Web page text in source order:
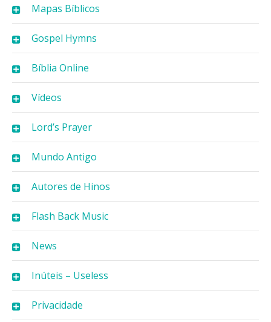
Mapas Bíblicos
Gospel Hymns
Bíblia Online
Vídeos
Lord’s Prayer
Mundo Antigo
Autores de Hinos
Flash Back Music
News
Inúteis – Useless
Privacidade